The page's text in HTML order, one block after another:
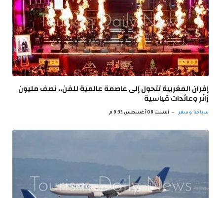
إفران المغربية تتحول إلى عاصمة عالمية للفن.. نصف مليون
زائر وعائدات قياسية
سياحة وسفر السبت 08 أغسطس 9:33 م